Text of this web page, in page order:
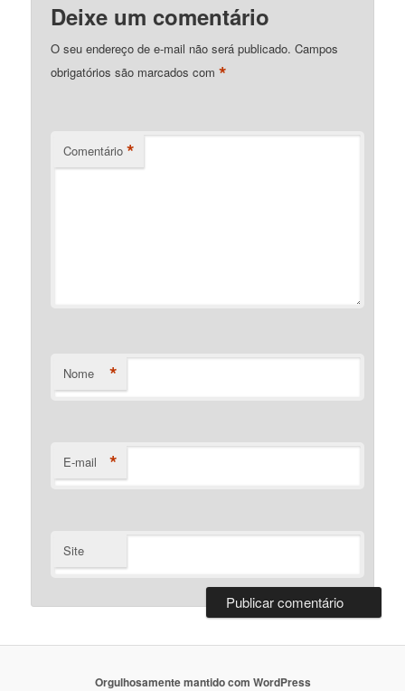
Deixe um comentário
O seu endereço de e-mail não será publicado. Campos
obrigatórios são marcados com*
Comentário *
Nome *
E-mail *
Site
Orgulhosamente mantido com WordPress